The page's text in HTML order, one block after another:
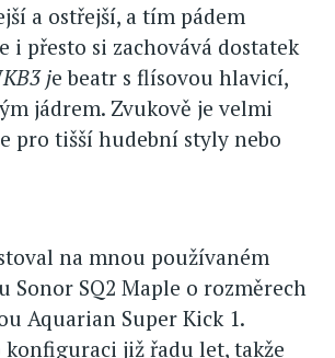
a ostřejší, a tím pádem
i přesto si zachovává dostatek
KB3 je beatr s flísovou hlavicí,
jádrem. Zvukově je velmi
pro tišší hudební styly nebo
na mnou používaném
Sonor SQ2 Maple o rozměrech
Aquarian Super Kick 1.
již řadu let, takže